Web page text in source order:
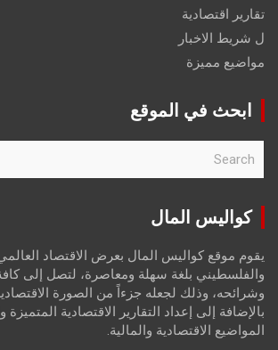
تقارير اقتصادية
ل شريط الاخبار
مواضيع مميزة
ابحث في الموقع
r
كواليس المال
يقوم موقع كواليس المال بعرض الاقتصاد
والفلسطيني بلغة سهلة ومعاصرة، لتصل إلى
وشرائحه، وذلك لجعله جزءاً من الصورة
بالإضافة إلى إعداد التقارير الاقتصادية
المواضيع الاقتصادية والمالية.